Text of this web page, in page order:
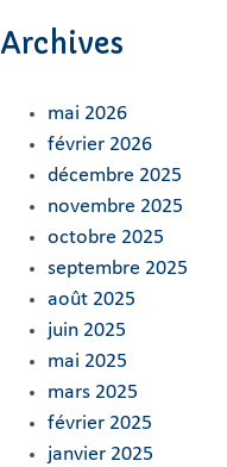
Archives
mai 2026
février 2026
décembre 2025
novembre 2025
octobre 2025
septembre 2025
août 2025
juin 2025
mai 2025
mars 2025
février 2025
janvier 2025